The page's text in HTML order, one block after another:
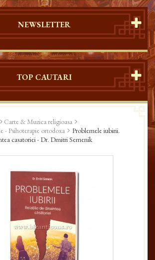
NEWSLETTER
TOP CAUTARI
Carte & Muzica religioasa
- Psihoterapie ortodoxa
Problemele iubirii.
casatoriei - Dr. Dmitri Semenik